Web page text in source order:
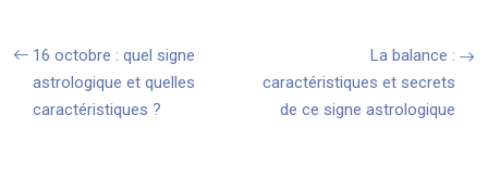
16 octobre : quel signe
astrologique et quelles
caractéristiques ?
La balance :
caractéristiques et secrets
de ce signe astrologique